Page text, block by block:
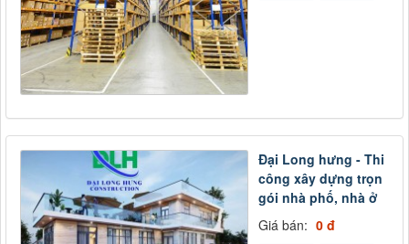
Đại Long hưng - Thi
công xây dựng trọn
gói nhà phố, nhà ở
Giá bán: 0 đ